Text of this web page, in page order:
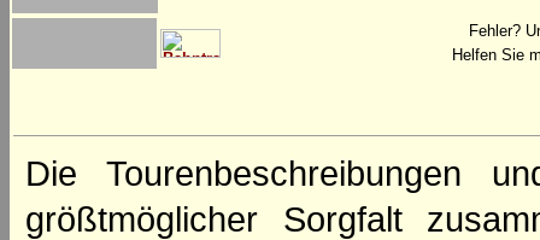
Fehler?
Helfen Sie
Die Tourenbeschreibungen
größtmöglicher Sorgfalt